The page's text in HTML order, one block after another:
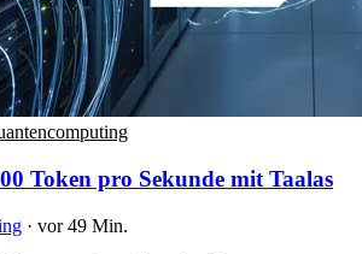
Token pro Sekunde mit Taalas
· vor 49 Min.